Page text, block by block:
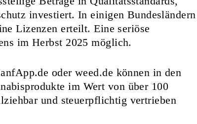
investiert. In einigen Bundesländern
Lizenzen erteilt. Eine seriöse
im Herbst 2025 möglich.
oder weed.de können in den
im Wert von über 100
und steuerpflichtig vertrieben